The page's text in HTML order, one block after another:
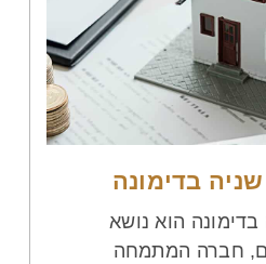
בדימונה
הוא נושא
חברה המתמחה